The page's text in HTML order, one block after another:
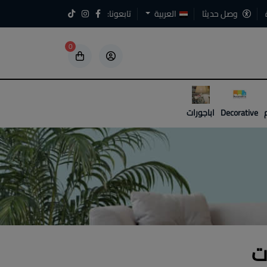
وصل حديثا العربية تابعونا:
0
5
5
Decorative اباجورات